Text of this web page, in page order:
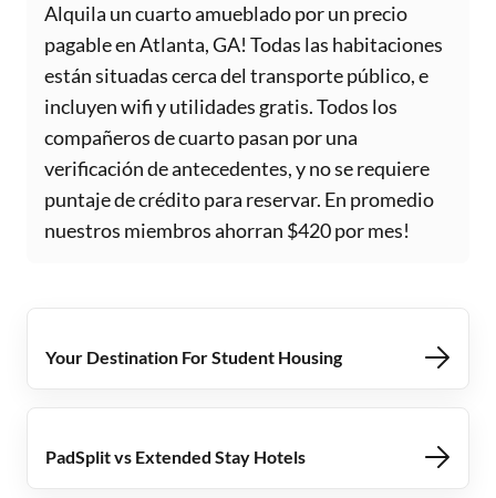
Alquila un cuarto amueblado por un precio
pagable en Atlanta, GA! Todas las habitaciones
están situadas cerca del transporte público, e
incluyen wifi y utilidades gratis. Todos los
compañeros de cuarto pasan por una
verificación de antecedentes, y no se requiere
puntaje de crédito para reservar. En promedio
nuestros miembros ahorran $420 por mes!
Your Destination For Student Housing
PadSplit vs Extended Stay Hotels